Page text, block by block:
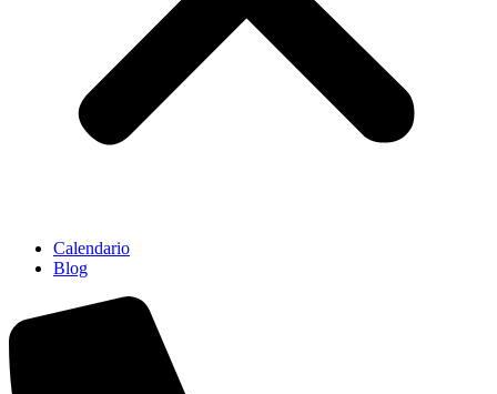
Calendario
Blog